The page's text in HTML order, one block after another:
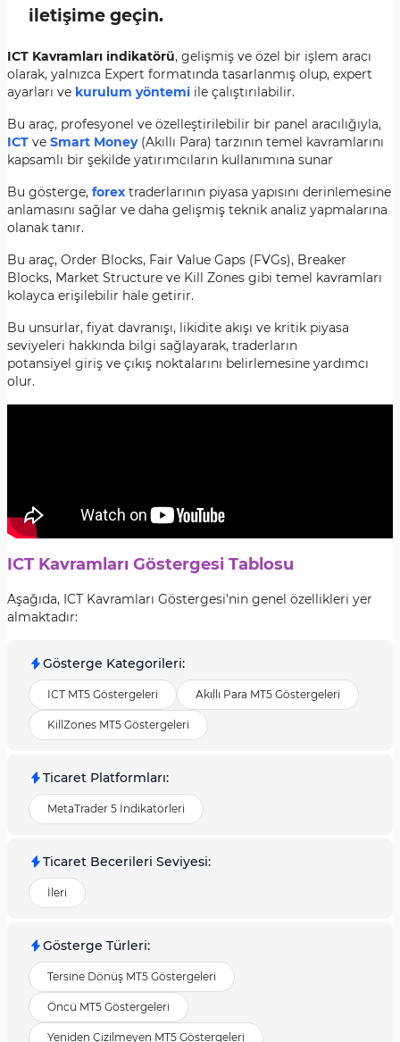
iletişime geçin.
ICT Kavramları indikatörü, gelişmiş ve özel bir işlem aracı
olarak, yalnızca Expert formatında tasarlanmış olup, expert
ayarları ve kurulum yöntemi ile çalıştırılabilir.
Bu araç, profesyonel ve özelleştirilebilir bir panel aracılığıyla,
ICT ve Smart Money(Akıllı Para) tarzının temel kavramlarını
kapsamlı bir şekilde yatırımcıların kullanımına sunar
Bu gösterge, forex traderlarının piyasa yapısını derinlemesine
anlamasını sağlar ve daha gelişmiş teknik analiz yapmalarına
olanak tanır.
Bu araç, Order Blocks, Fair Value Gaps (FVGs), Breaker
Blocks, Market Structure ve Kill Zones gibi temel kavramları
kolayca erişilebilir hale getirir.
Bu unsurlar, fiyat davranışı, likidite akışı ve kritik piyasa
seviyeleri hakkında bilgi sağlayarak, traderların
potansiyel giriş ve çıkış noktalarını belirlemesine yardımcı
olur.
ICT Kavramları Göstergesi Tablosu
Aşağıda, ICT Kavramları Göstergesi'nin genel özellikleri yer
almaktadır:
Gösterge Kategorileri:
ICT MT5 Göstergeleri Akıllı Para MT5 Göstergeleri
KillZones MT5 Göstergeleri
Ticaret Platformları:
MetaTrader 5 İndikatörleri
Ticaret Becerileri Seviyesi:
İleri
Gösterge Türleri:
Tersine Dönüş MT5 Göstergeleri
Öncü MT5 Göstergeleri
Yeniden Çizilmeyen MT5 Göstergeleri